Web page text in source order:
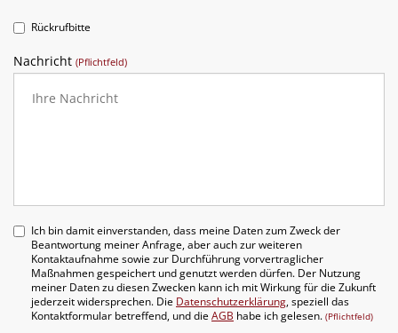
Rückrufbitte
Nachricht (Pflichtfeld)
Ich bin damit einverstanden, dass meine Daten zum Zweck der
Beantwortung meiner Anfrage, aber auch zur weiteren
Kontaktaufnahme sowie zur Durchführung vorvertraglicher
Maßnahmen gespeichert und genutzt werden dürfen. Der Nutzung
meiner Daten zu diesen Zwecken kann ich mit Wirkung für die Zukunft
jederzeit widersprechen. Die Datenschutzerklärung, speziell das
Kontaktformular betreffend, und dieAGB habe ich gelesen. (Pflichtfeld)